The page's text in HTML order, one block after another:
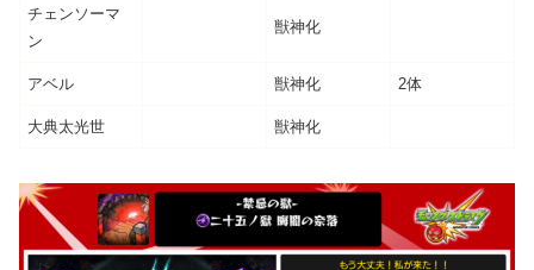
チェンソーマ
ン
獣神化
アベル 獣神化 2体
大典太光世 獣神化